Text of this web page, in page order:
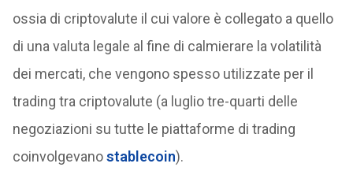
ossia di criptovalute il cui valore è collegato a quello
di una valuta legale al fine di calmierare la volatilità
dei mercati, che vengono spesso utilizzate per il
trading tra criptovalute (a luglio tre-quarti delle
negoziazioni su tutte le piattaforme di trading
coinvolgevanostablecoin).